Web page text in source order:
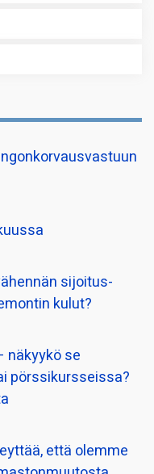
sijoitus­
kulut?
näkyykö se
pörssi­kursseissa?
että olemme